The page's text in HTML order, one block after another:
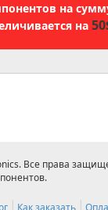
на
на
Все права
Как заказать